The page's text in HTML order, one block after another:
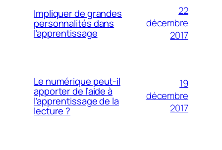
Impliquer de grandes
personnalités dans
l’apprentissage
22
décembre
2017
Le numérique peut-il
apporter de l’aide à
l’apprentissage de la
lecture ?
19
décembre
2017